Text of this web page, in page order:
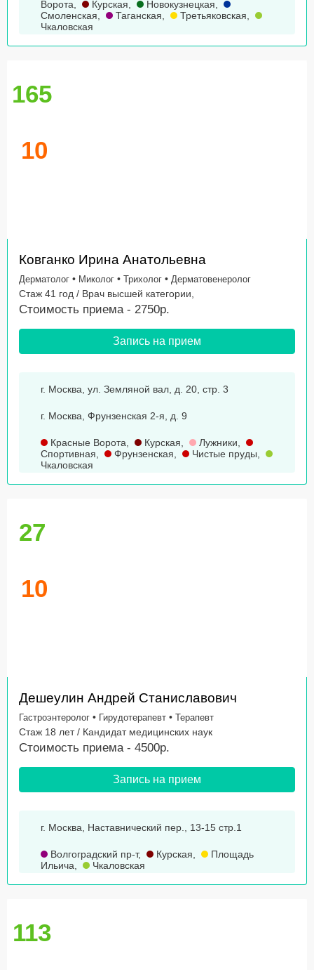
Ворота, Курская, Новокузнецкая,
Смоленская, Таганская, Третьяковская,
Чкаловская
165
10
Ковганко Ирина Анатольевна
Дерматолог • Миколог • Трихолог • Дерматовенеролог
Стаж 41 год / Врач высшей категории,
Стоимость приема - 2750р.
Запись на прием
г. Москва, ул. Земляной вал, д. 20, стр. 3
г. Москва, Фрунзенская 2-я, д. 9
Красные Ворота, Курская, Лужники,
Спортивная, Фрунзенская, Чистые пруды,
Чкаловская
27
10
Дешеулин Андрей Станиславович
Гастроэнтеролог • Гирудотерапевт • Терапевт
Стаж 18 лет / Кандидат медицинских наук
Стоимость приема - 4500р.
Запись на прием
г. Москва, Наставнический пер., 13-15 стр.1
Волгоградский пр-т, Курская,
Площадь
Ильича, Чкаловская
113